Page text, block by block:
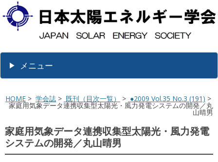
メニュー
HOME > 学会誌 > 既刊（目次一覧） > ●2009 Vol.35 No.3 (191) >
家庭用気象データ連携収集型太陽光・風力発電システムの開発／丸
山晴男
家庭用気象データ連携収集型太陽光・風力発電
システムの開発／丸山晴男